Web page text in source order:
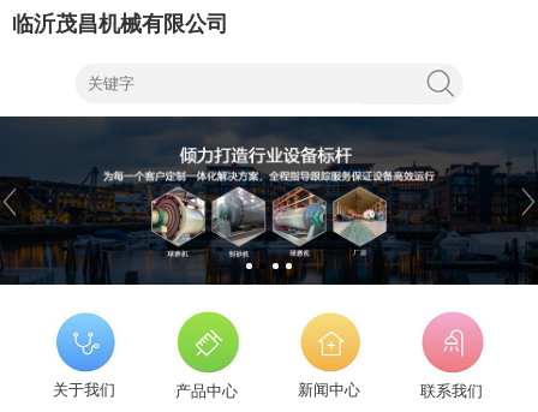
临沂茂昌机械有限公司
关于我们 产品中心 新闻中心 联系我们